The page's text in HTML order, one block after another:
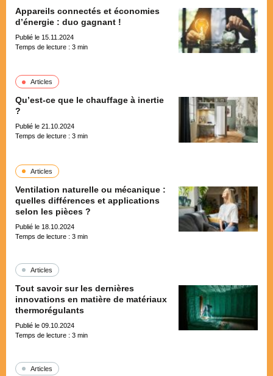
Appareils connectés et économies
d’énergie : duo gagnant !
Publié le 15.11.2024
Temps de lecture : 3 min
Articles
Qu’est-ce que le chauffage à inertie
?
Publié le 21.10.2024
Temps de lecture : 3 min
Articles
Ventilation naturelle ou mécanique :
quelles différences et applications
selon les pièces ?
Publié le 18.10.2024
Temps de lecture : 3 min
Articles
Tout savoir sur les dernières
innovations en matière de matériaux
thermorégulants
Publié le 09.10.2024
Temps de lecture : 3 min
Articles